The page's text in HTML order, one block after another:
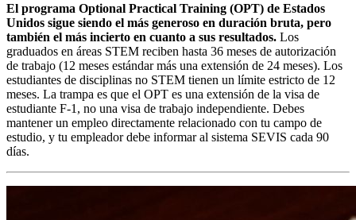
El programa Optional Practical Training (OPT) de Estados
Unidos sigue siendo el más generoso en duración bruta, pero
también el más incierto en cuanto a sus resultados. Los
graduados en áreas STEM reciben hasta 36 meses de autorización
de trabajo (12 meses estándar más una extensión de 24 meses). Los
estudiantes de disciplinas no STEM tienen un límite estricto de 12
meses. La trampa es que el OPT es una extensión de la visa de
estudiante F-1, no una visa de trabajo independiente. Debes
mantener un empleo directamente relacionado con tu campo de
estudio, y tu empleador debe informar al sistema SEVIS cada 90
días.